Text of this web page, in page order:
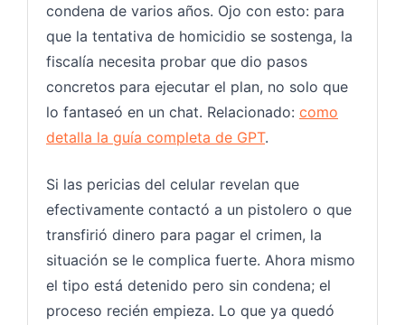
condena de varios años. Ojo con esto: para
que la tentativa de homicidio se sostenga, la
fiscalía necesita probar que dio pasos
concretos para ejecutar el plan, no solo que
lo fantaseó en un chat. Relacionado: como
detalla la guía completa de GPT.
Si las pericias del celular revelan que
efectivamente contactó a un pistolero o que
transfirió dinero para pagar el crimen, la
situación se le complica fuerte. Ahora mismo
el tipo está detenido pero sin condena; el
proceso recién empieza. Lo que ya quedó